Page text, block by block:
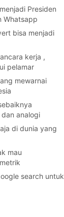
Presiden
Whatsapp
bisa menjadi
kerja ,
pelamar
mewarnai
analogi
di dunia yang
mau
search untuk